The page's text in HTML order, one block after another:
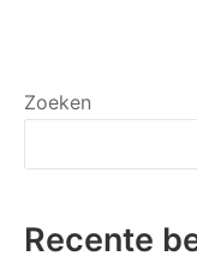
Zoeken
Recente